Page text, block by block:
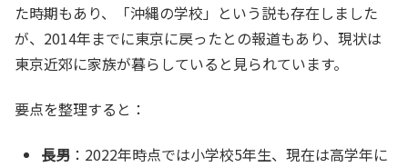
た時期もあり、「沖縄の学校」という説も存在しました
が、2014年までに東京に戻ったとの報道もあり、現状は
東京近郊に家族が暮らしていると見られています。
要点を整理すると：
長男 ：2022年時点では小学校5年生、現在は高学年に